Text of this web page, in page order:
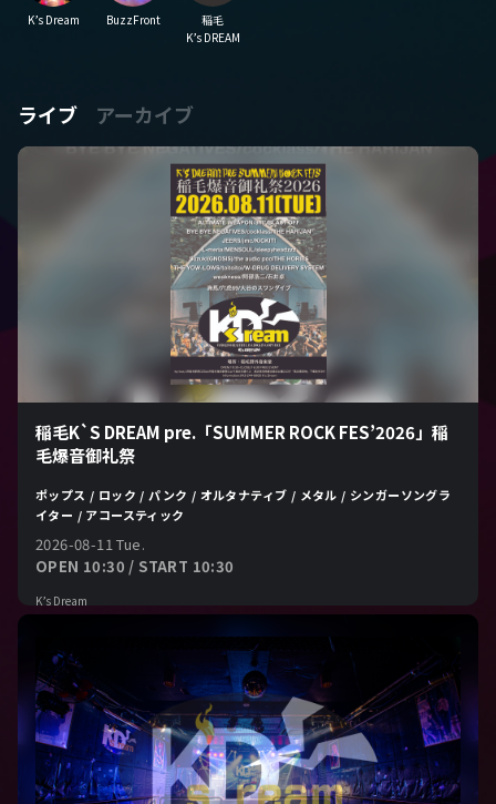
K’s Dream BuzzFront
稲毛
K’s DREAM
ライブ アーカイブ
稲毛K`S DREAM pre.「SUMMER ROCK FES’2026」稲
毛爆音御礼祭
ポップス / ロック / パンク / オルタナティブ / メタル / シンガーソングラ
イター / アコースティック
2026-08-11 Tue.
OPEN 10:30 / START 10:30
K’s Dream